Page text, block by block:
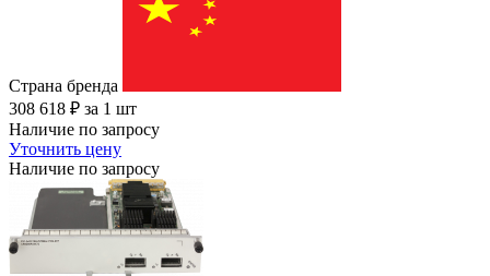
Страна бренда
308 618 ₽ за 1 шт
Наличие по запросу
Уточнить цену
Наличие по запросу